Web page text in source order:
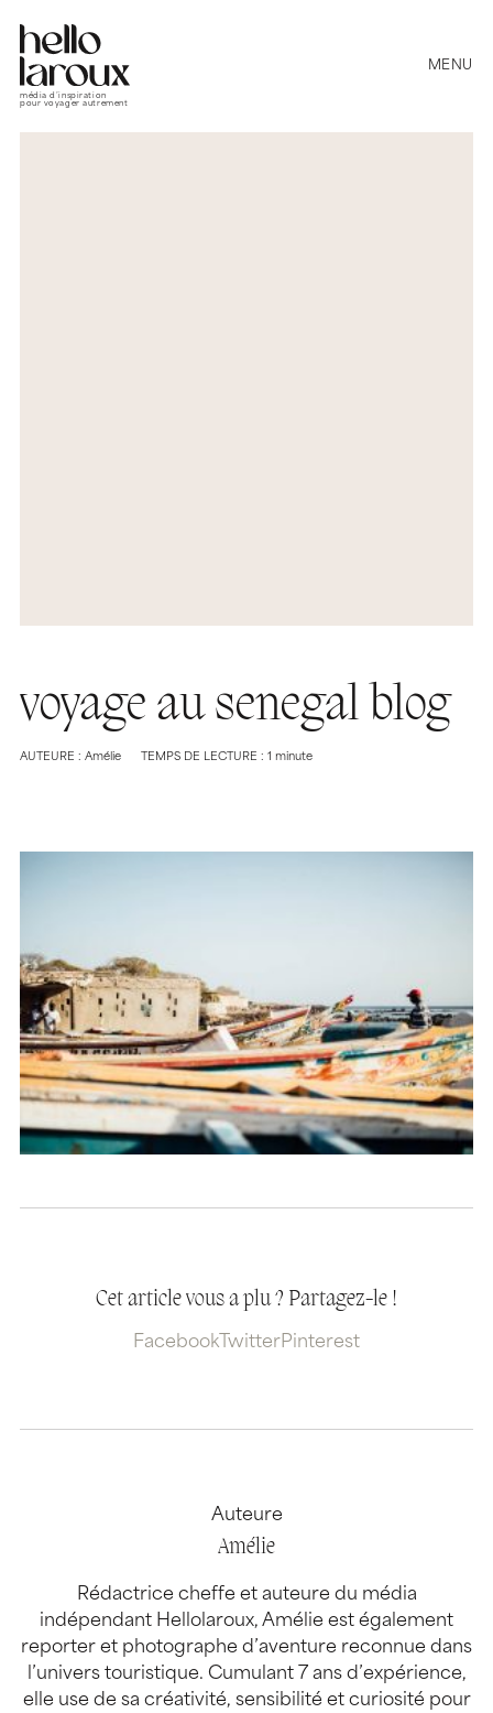
média d’inspiration
pour voyager autrement
MENU
voyage au senegal blog
AUTEURE : Amélie TEMPS DE LECTURE : 1 minute
Cet article vous a plu ? Partagez-le !
Facebook TwitterPinterest
Auteure
Amélie
Rédactrice cheffe et auteure du média
indépendant Hellolaroux, Amélie est également
reporter et photographe d’aventure reconnue dans
l’univers touristique. Cumulant 7 ans d’expérience,
elle use de sa créativité, sensibilité et curiosité pour